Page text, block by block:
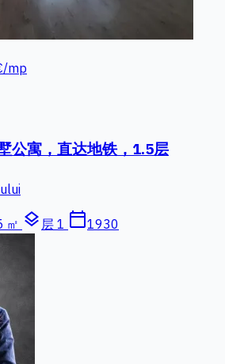
mp
公寓，直达地铁，1.5层
㎡ layers 层 1 calendar_today1930